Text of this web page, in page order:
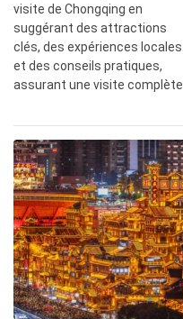
visite de Chongqing en
suggérant des attractions
clés, des expériences locales
et des conseils pratiques,
assurant une visite complète
l'histoire, de la culture et des
paysages magnifiques de la
ville.